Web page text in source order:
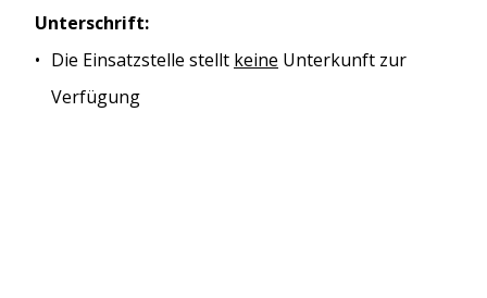
Unterschrift:
Die Einsatzstelle stellt keine Unterkunft zur
Verfügung